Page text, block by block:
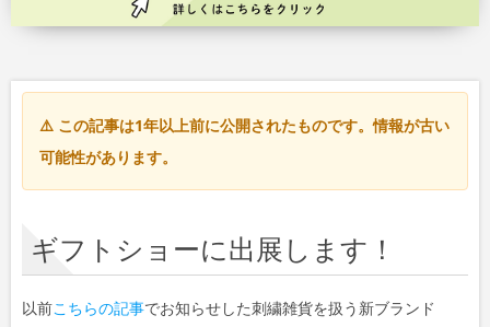
⚠️ この記事は1年以上前に公開されたものです。情報が古い
可能性があります。
ギフトショーに出展します！
以前こちらの記事でお知らせした刺繍雑貨を扱う新ブランド